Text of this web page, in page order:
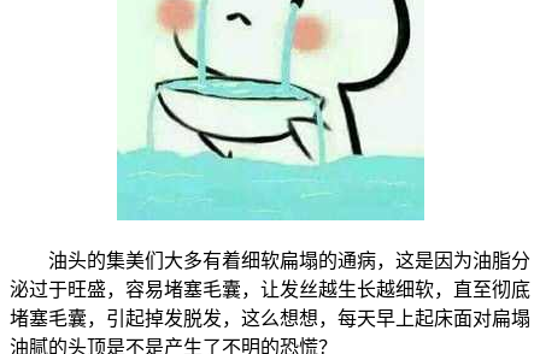
油头的集美们大多有着细软扁塌的通病，这是因为油脂分
泌过于旺盛，容易堵塞毛囊，让发丝越生长越细软，直至彻底
堵塞毛囊，引起掉发脱发，这么想想，每天早上起床面对扁塌
油腻的头顶是不是产生了不明的恐慌？